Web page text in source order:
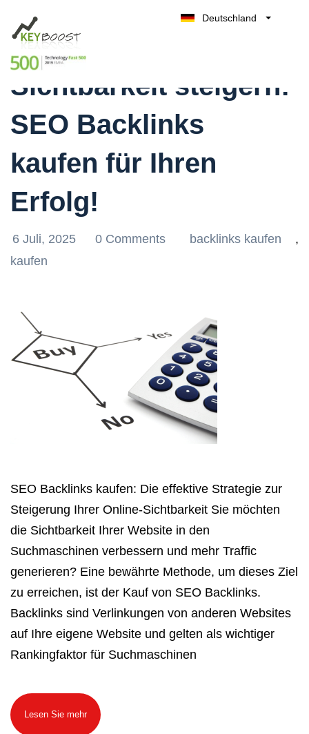
Deutschland
France
Effektiv die Online-
Sichtbarkeit steigern:
SEO Backlinks
kaufen für Ihren
Erfolg!
6 Juli, 2025 0 Comments backlinks kaufen
,
kaufen
SEO Backlinks kaufen: Die effektive Strategie zur
Steigerung Ihrer Online-Sichtbarkeit Sie möchten
die Sichtbarkeit Ihrer Website in den
Suchmaschinen verbessern und mehr Traffic
generieren? Eine bewährte Methode, um dieses Ziel
zu erreichen, ist der Kauf von SEO Backlinks.
Backlinks sind Verlinkungen von anderen Websites
auf Ihre eigene Website und gelten als wichtiger
Rankingfaktor für Suchmaschinen
Lesen Sie mehr